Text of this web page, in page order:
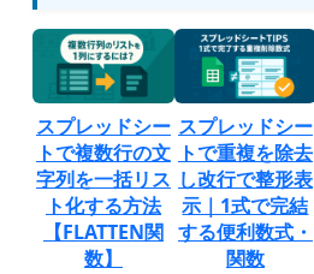
スプレッドシー
トで複数行の文
字列を一括リス
ト化する方法
【FLATTEN関
数】
スプレッドシー
トで重複を除去
し改行で整形表
示｜1式で完結
する便利数式・
関数